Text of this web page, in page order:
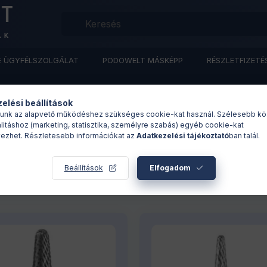
ÜGYFÉLSZOLGÁLAT PODOWELT MÁSKÉPP
beállítások
az alapvető működéshez szükséges cookie-kat használ. Szélesebb
(marketing, statisztika, személyre szabás) egyéb cookie-kat
Részletesebb információkat az Adatkezelési tájékoztatóban talál.
Beállítások Elfogadom